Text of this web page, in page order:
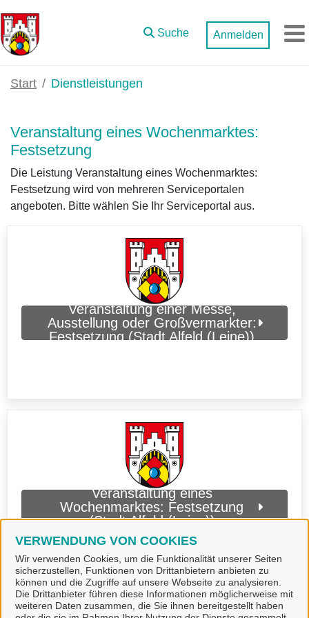
Zum Hauptinhalt springen
VERWENDUNG VON COOKIES
Wir verwenden Cookies, um die Funktionalität unserer Seiten
sicherzustellen, Funktionen von Drittanbietern anbieten zu
können und die Zugriffe auf unsere Webseite zu analysieren.
Die Drittanbieter führen diese Informationen möglicherweise mit
weiteren Daten zusammen, die Sie ihnen bereitgestellt haben
Suche Anmelden
Start Dienstleistungen
Veranstaltung eines Wochenmarktes:
Festsetzung
Die Leistung Veranstaltung eines Wochenmarktes:
Festsetzung wird von mehreren Serviceportalen
angeboten. Bitte wählen Sie Ihr Serviceportal aus.
Veranstaltung einer Messe,
Ausstellung oder Großvermarkter:
Festsetzung (Stadt Alfeld (Leine))
Veranstaltung eines
Wochenmarktes: Festsetzung
(Stadt Alfeld (Leine))